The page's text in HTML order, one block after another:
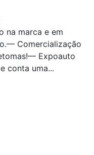
na marca e em
Comercialização
Expoauto
conta uma...